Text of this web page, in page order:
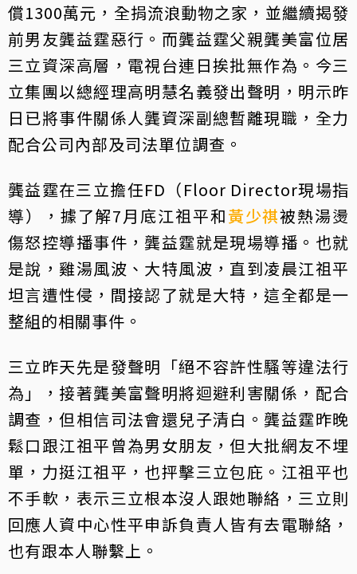
償1300萬元，全捐流浪動物之家，並繼續揭發
前男友龔益霆惡行。而龔益霆父親龔美富位居
三立資深高層，電視台連日挨批無作為。今三
立集團以總經理高明慧名義發出聲明，明示昨
日已將事件關係人龔資深副總暫離現職，全力
配合公司內部及司法單位調查。
龔益霆在三立擔任FD（Floor Director現場指
導），據了解7月底江祖平和黃少祺被熱湯燙
傷怒控導播事件，龔益霆就是現場導播。也就
是說，雞湯風波、大特風波，直到凌晨江祖平
坦言遭性侵，間接認了就是大特，這全都是一
整組的相關事件。
三立昨天先是發聲明「絕不容許性騷等違法行
為」，接著龔美富聲明將迴避利害關係，配合
調查，但相信司法會還兒子清白。龔益霆昨晚
鬆口跟江祖平曾為男女朋友，但大批網友不埋
單，力挺江祖平，也抨擊三立包庇。江祖平也
不手軟，表示三立根本沒人跟她聯絡，三立則
回應人資中心性平申訴負責人皆有去電聯絡，
也有跟本人聯繫上。